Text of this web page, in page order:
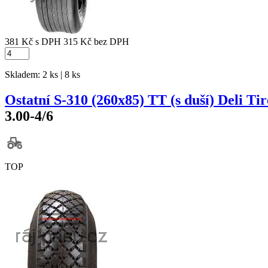
381 Kč s DPH 315 Kč bez DPH
Skladem: 2 ks | 8 ks
Ostatní S-310 (260x85) TT (s duší) Deli
3.00-4/6
TOP